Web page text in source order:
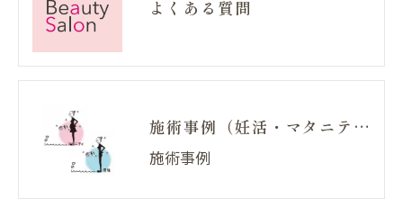
よくある質問
施術事例（妊活・マタニティ・産後）
施術事例